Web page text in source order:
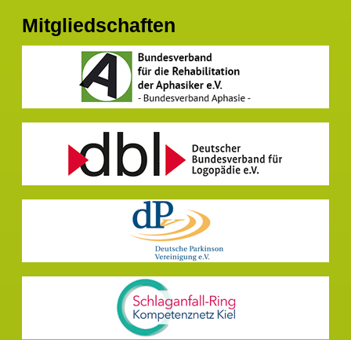
Mitgliedschaften